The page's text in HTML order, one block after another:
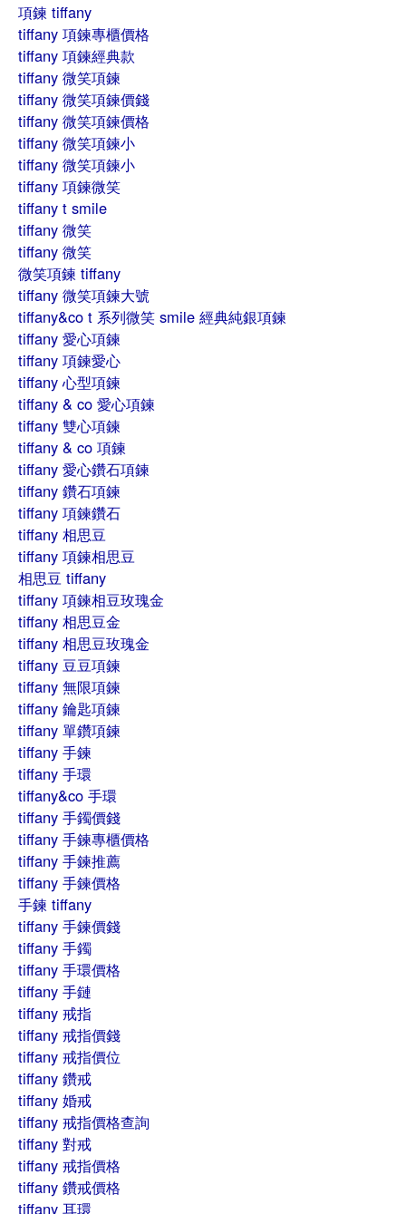
項鍊 tiffany
tiffany 項鍊專櫃價格
tiffany 項鍊經典款
tiffany 微笑項鍊
tiffany 微笑項鍊價錢
tiffany 微笑項鍊價格
tiffany 微笑項鍊小
tiffany 微笑項鍊小
tiffany 項鍊微笑
tiffany t smile
tiffany 微笑
tiffany 微笑
微笑項鍊 tiffany
tiffany 微笑項鍊大號
tiffany&co t 系列微笑 smile 經典純銀項鍊
tiffany 愛心項鍊
tiffany 項鍊愛心
tiffany 心型項鍊
tiffany & co 愛心項鍊
tiffany 雙心項鍊
tiffany & co 項鍊
tiffany 愛心鑽石項鍊
tiffany 鑽石項鍊
tiffany 項鍊鑽石
tiffany 相思豆
tiffany 項鍊相思豆
相思豆 tiffany
tiffany 項鍊相豆玫瑰金
tiffany 相思豆金
tiffany 相思豆玫瑰金
tiffany 豆豆項鍊
tiffany 無限項鍊
tiffany 鑰匙項鍊
tiffany 單鑽項鍊
tiffany 手鍊
tiffany 手環
tiffany&co 手環
tiffany 手鐲價錢
tiffany 手鍊專櫃價格
tiffany 手鍊推薦
tiffany 手鍊價格
手鍊 tiffany
tiffany 手鍊價錢
tiffany 手鐲
tiffany 手環價格
tiffany 手鏈
tiffany 戒指
tiffany 戒指價錢
tiffany 戒指價位
tiffany 鑽戒
tiffany 婚戒
tiffany 戒指價格查詢
tiffany 對戒
tiffany 戒指價格
tiffany 鑽戒價格
tiffany 耳環